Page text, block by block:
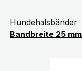
Hundehalsbänder
Bandbreite 25 mm